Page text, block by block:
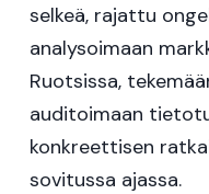
selkeä, rajattu
analysoimaan
Ruotsissa,
auditoimaan
konkreettisen
sovitussa ajassa.